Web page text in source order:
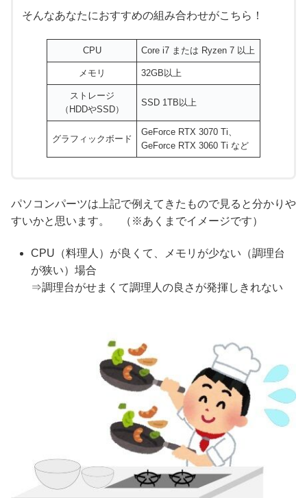
そんなあなたにおすすめの組み合わせがこちら！
CPU Core i7 または Ryzen 7 以上
メモリ 32GB以上
ストレージ
（HDDやSSD）
SSD 1TB以上
グラフィックボード
GeForce RTX 3070 Ti、
GeForce RTX 3060 Ti など
パソコンパーツは上記で例えてきたもので見ると分かりや
すいかと思います。 （※あくまでイメージです）
CPU（料理人）が良くて、メモリが少ない（調理台
が狭い）場合
⇒調理台がせまくて調理人の良さが発揮しきれない